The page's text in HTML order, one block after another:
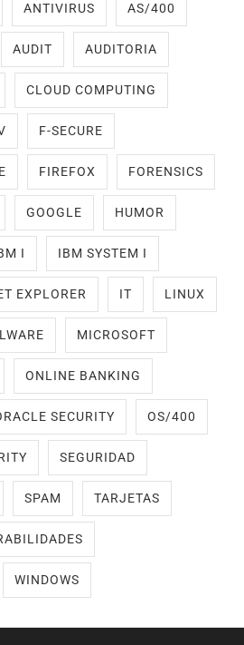
ANTIVIRUS AS/400
AUDIT AUDITORIA
CLOUD COMPUTING
F-SECURE
FIREFOX FORENSICS
GOOGLE HUMOR
I IBM SYSTEM I
EXPLORER IT LINUX
MICROSOFT
ONLINE BANKING
SECURITY OS/400
SEGURIDAD
SPAM TARJETAS
WINDOWS